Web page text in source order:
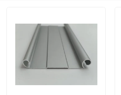
Aluminiumkeukenprofielen
De Profielen van het